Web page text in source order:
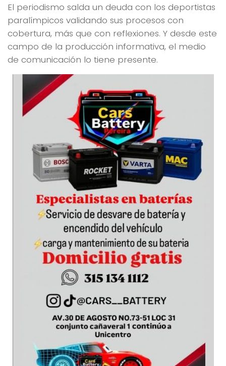
El periodismo salda un deuda con los deportistas
paralímpicos validando sus procesos con
cobertura, más que con reflexiones. Y desde este
campo de la producción informativa, el medio
de comunicación lo tiene presente.